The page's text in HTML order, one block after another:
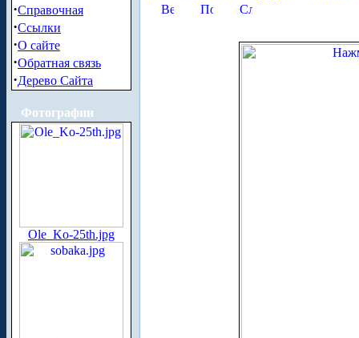
·Справочная
·Ссылки
·О сайте
·Обратная связь
·Дерево Сайта
Фотографии
Ole_Ko-25th.jpg